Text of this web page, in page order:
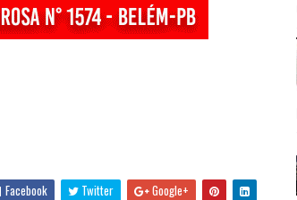
Facebook Twitter Google+